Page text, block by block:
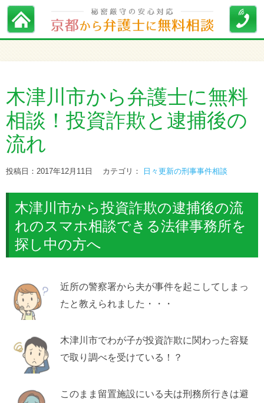
木津川市から弁護士に無料
相談！投資詐欺と逮捕後の
流れ
投稿日：2017年12月11日 カテゴリ： 日々更新の刑事事件相談
木津川市から投資詐欺の逮捕後の流
れのスマホ相談できる法律事務所を
探し中の方へ
近所の警察署から夫が事件を起こしてしまっ
たと教えられました・・・
木津川市でわが子が投資詐欺に関わった容疑
で取り調べを受けている！？
このまま留置施設にいる夫は刑務所行きは避